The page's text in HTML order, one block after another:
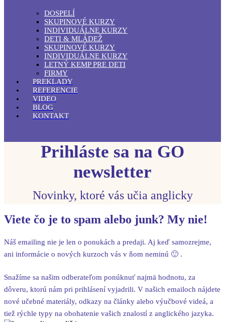
DOSPELÍ
SKUPINOVÉ KURZY
INDIVIDUÁLNE KURZY
DETI & MLÁDEŽ
SKUPINOVÉ KURZY
INDIVIDUÁLNE KURZY
LETNÝ KEMP PRE DETI
FIRMY
PREKLADY
REFERENCIE
VIDEO
BLOG
KONTAKT
Prihláste sa na GO
newsletter
Novinky, ktoré vás učia anglicky
Viete čo je to spam alebo junk? My nie!
Náš emailing nie je len o ponukách a predaji. Aj keď samozrejme,
ani informácie o nových kurzoch vás v ňom neminú 🙂 .
Snažíme sa našim odberateľom ponúknuť najmä hodnotu, za
dôveru, ktorú nám pri prihlásení vyjadrili. V našich emailoch nájdete
nové učebné materiály, odkazy na články alebo výučbové videá, a
tiež rýchle typy na obohatenie vašich znalostí z anglického jazyka.